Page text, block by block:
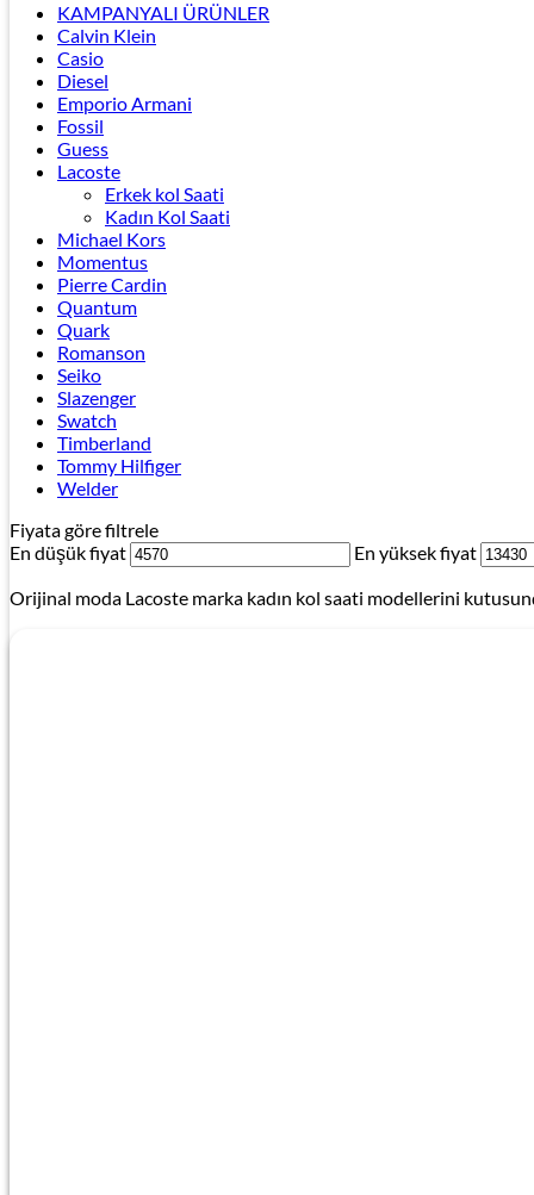
KAMPANYALI ÜRÜNLER
Calvin Klein
Casio
Diesel
Emporio Armani
Fossil
Guess
Lacoste
Erkek kol Saati
Kadın Kol Saati
Michael Kors
Momentus
Pierre Cardin
Quantum
Quark
Romanson
Seiko
Slazenger
Swatch
Timberland
Tommy Hilfiger
Welder
Fiyata göre filtrele
En düşük fiyat
En yüksek fiyat
Orijinal moda Lacoste marka kadın kol saati modellerini